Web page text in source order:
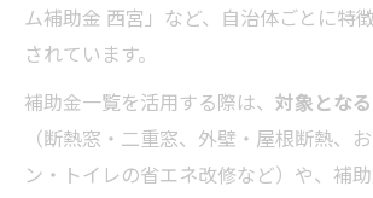
ム補助金 西宮」など、自治体ごとに特
されています。
補助金一覧を活用する際は、 対象とな
（断熱窓・二重窓、外壁・屋根断熱、
ン・トイレの省エネ改修など）や、補